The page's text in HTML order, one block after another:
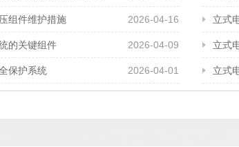
2026-04-16
组件维护措施 立式
2026-04-09
的关键组件 立式
2026-04-01
保护系统 立式